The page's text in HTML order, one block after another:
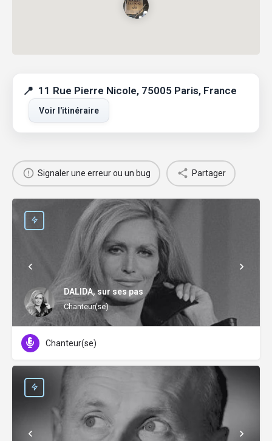
11 Rue Pierre Nicole, 75005 Paris, France
Voir l'itinéraire
Signaler une erreur ou un bug Partager
DALIDA, sur ses pas
Chanteur(se)
Chanteur(se)